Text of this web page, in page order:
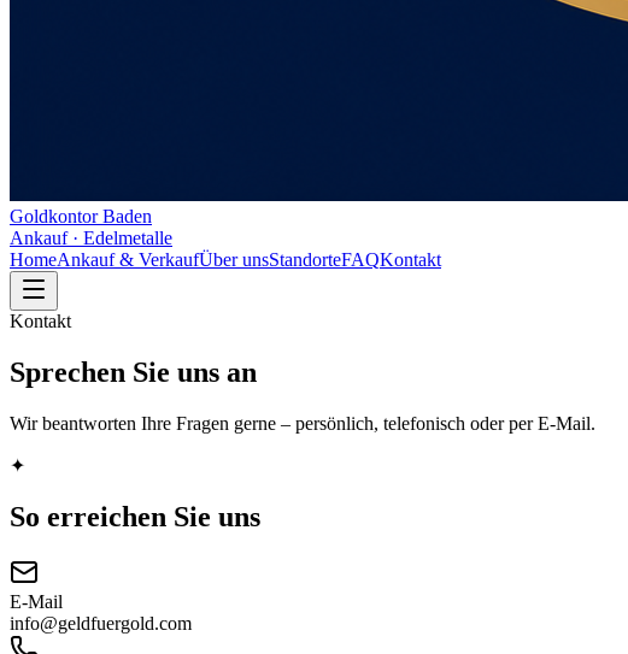
Goldkontor Baden
Ankauf · Edelmetalle
HomeAnkauf & VerkaufÜber unsStandorteFAQKontakt
Kontakt
Sprechen Sie uns an
Wir beantworten Ihre Fragen gerne – persönlich, telefonisch oder per E-Mail.
✦
So erreichen Sie uns
E-Mail
info@geldfuergold.com